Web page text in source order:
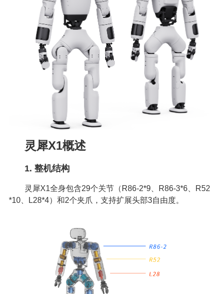
灵犀X1概述
1. 整机结构
灵犀X1全身包含29个关节（R86-2*9、R86-3*6、R52
*10、L28*4）和2个夹爪，支持扩展头部3自由度。